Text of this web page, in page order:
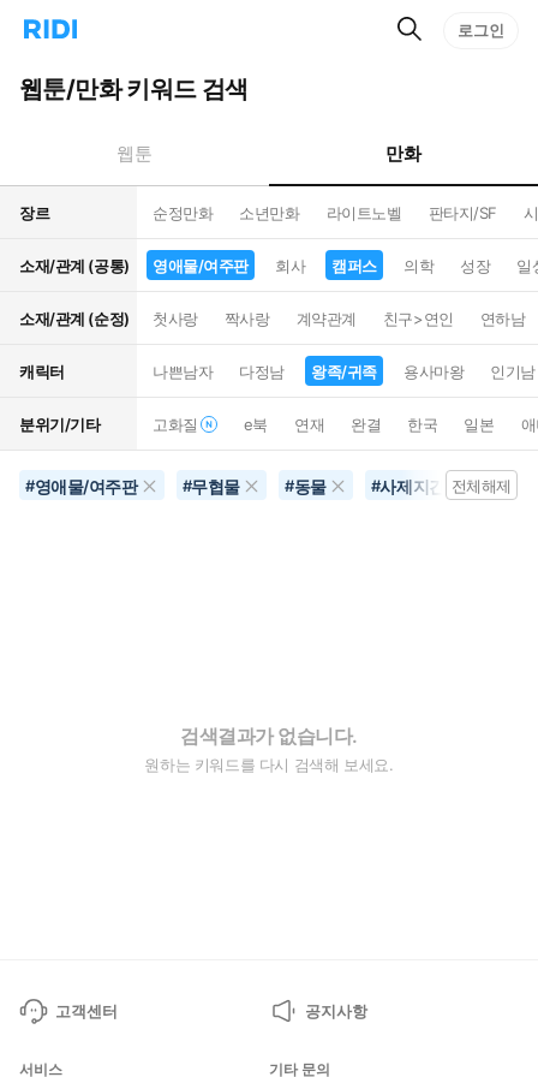
리
홈
으
턴
트
검
로그인
웹툰/만화 키워드 검색
웹툰 만화
장르 순정만화 소년만화 라이트노벨 판타지/SF
소재/관계 (공통) 영애물/여주판 회사 캠퍼스 의학 성장 일
소재/관계 (순정) 첫사랑 짝사랑 계약관계 친구>연인 연하남
캐릭터 나쁜남자 다정남 왕족/귀족 용사마왕 인기남
분위기/기타 고화질 e북 연재 완결 한국 일본
#영애물/여주판 #무협물 #동물 #사제지간 #왕족
전체해제
검색결과가 없습니다.
원하는 키워드를 다시 검색해 보세요.
고객센터 공지사항
서비스 기타 문의